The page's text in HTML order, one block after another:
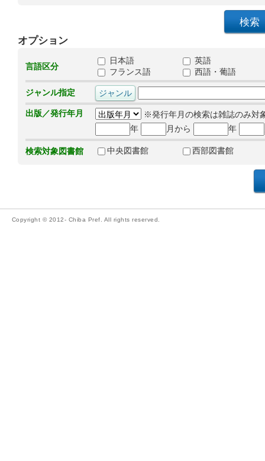
オプション
言語区分
日本語
英語
フランス語
西語・葡語
ジャンル指定
出版／発行年月
※発行年月の検索は雑誌のみ対
年
月から 年
検索対象図書館 中央図書館 西部図書館
Copyright © 2012- Chiba Pref. All rights reserved.